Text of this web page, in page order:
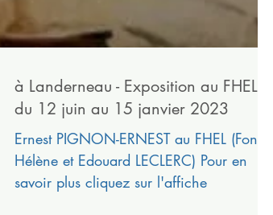
à Landerneau - Exposition au FHEL -
du 12 juin au 15 janvier 2023
Ernest PIGNON-ERNEST au FHEL (Fond
Hélène et Edouard LECLERC) Pour en